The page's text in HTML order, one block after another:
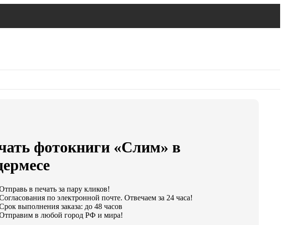
фотокниги «Слим» в
в печать за пару кликов!
по электронной почте. Отвечаем за 24 часа!
выполнения заказа: до 48 часов
в любой город РФ и мира!